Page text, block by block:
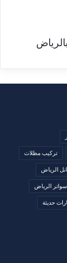
تركيب مظلات
الرياض
سواتر الرياض
حديثة